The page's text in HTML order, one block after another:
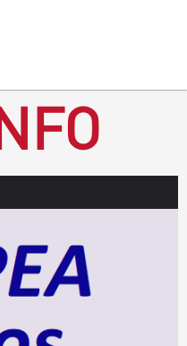
INFOS